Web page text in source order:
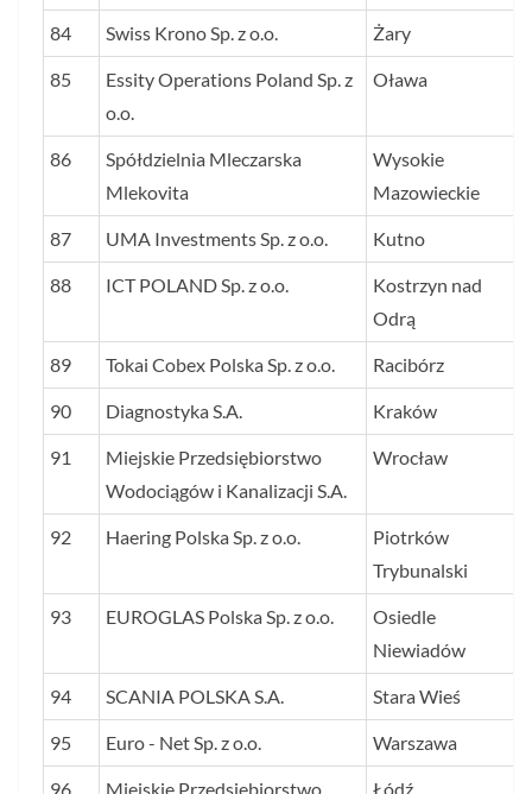
84 Swiss Krono Sp. z o.o. Żary
85
Essity Operations Poland Sp. z
o.o.
Oława
86
Spółdzielnia Mleczarska
Mlekovita
Wysokie
Mazowieckie
87 UMA Investments Sp. z o.o. Kutno
88 ICT POLAND Sp. z o.o.
Kostrzyn nad
Odrą
89 Tokai Cobex Polska Sp. z o.o. Racibórz
90 Diagnostyka S.A. Kraków
91
Miejskie Przedsiębiorstwo
Wodociągów i Kanalizacji S.A.
Wrocław
92 Haering Polska Sp. z o.o.
Piotrków
Trybunalski
93 EUROGLAS Polska Sp. z o.o.
Osiedle
Niewiadów
94 SCANIA POLSKA S.A. Stara Wieś
95 Euro - Net Sp. z o.o. Warszawa
96 Miejskie Przedsiębiorstwo Łódź